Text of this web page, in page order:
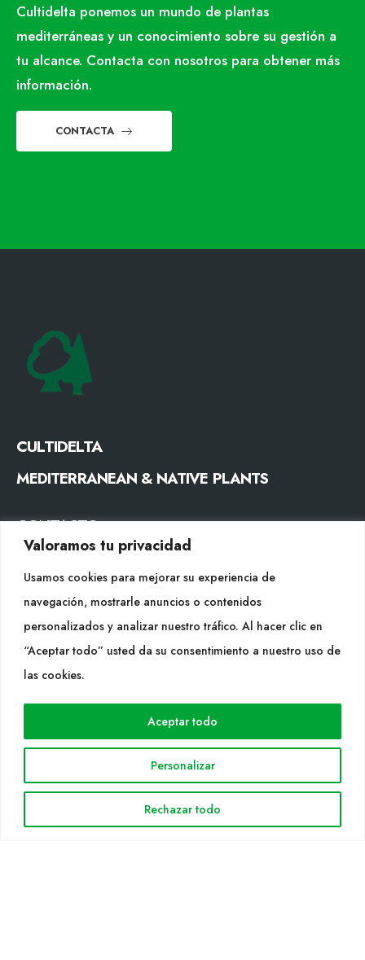
Valoramos tu privacidad
Usamos cookies para mejorar su experiencia de
navegación, mostrarle anuncios o contenidos
personalizados y analizar nuestro tráfico. Al hacer clic en
“Aceptar todo” usted da su consentimiento a nuestro uso de
las cookies.
Personalizar
Rechazar todo
Aceptar todo
Cultidelta ponemos un mundo de plantas
mediterráneas y un conocimiento sobre su gestión a
tu alcance. Contacta con nosotros para obtener más
información.
CONTACTA
CULTIDELTA
MEDITERRANEAN & NATIVE PLANTS
CONTACTO
Tel. +34 977053013
info@cultidelta.com
SÍGUENOS
Áreas de trabajo
Solicitud Catálogo